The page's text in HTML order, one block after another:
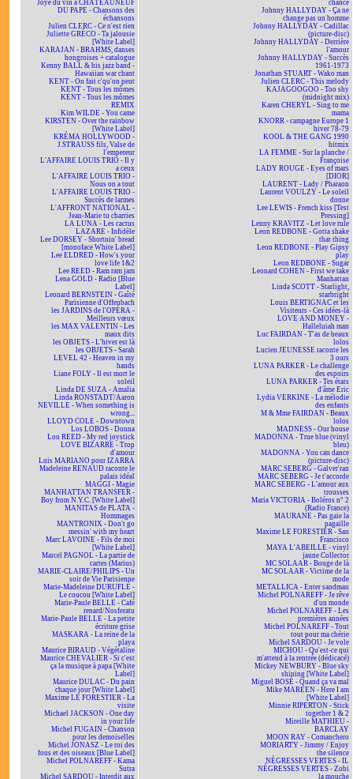
Joye du vin à CHÂTEAUNEUF
DU PAPE - Chansons des
échansons
Julien CLERC - Ce n'est rien
Juliette GRÉCO - Ta jalousie
[White Label]
KARAJAN - BRAHMS, danses
hongroises + catalogue
Kenny BALL & his jazz band -
Hawaiian war chant
KENT - On fait c'qu'on peut
KENT - Tous les mômes
KENT - Tous les mômes
REMIX
Kim WILDE - You came
KIRSTEN - Over the rainbow
[White Label]
KRÉMA HOLLYWOOD -
J.STRAUSS fils, Valse de
l'empereur
L'AFFAIRE LOUIS TRIO - Il y
a ceux
L'AFFAIRE LOUIS TRIO -
Nous on a tout
L'AFFAIRE LOUIS TRIO -
Succès de larmes
L'AFFRONT NATIONAL -
Jean-Marie tu charries
LA LUNA - Les cactus
LAZARE - Infidèle
Lee DORSEY - Shortnin' bread
[monoface White Label]
Lee ELDRED - How's your
love life 1&2
Lee REED - Ram ram jam
Lena GOLD - Radio [Blue
Label]
Leonard BERNSTEIN - Gaîté
Parisienne d'Offenbach
les JARDINS de l'OPÉRA -
Meilleurs vœux
les MAX VALENTIN - Les
maux dits
les OBJETS - L'hiver est là
les OBJETS - Sarah
LEVEL 42 - Heaven in my
hands
Liane FOLY - Il est mort le
soleil
Linda DE SUZA - Amalia
Linda RONSTADT/Aaron
NEVILLE - When something is
wrong...
LLOYD COLE - Downtown
Los LOBOS - Donna
Lou REED - My red joystick
LOVE BIZARRE - Trop
d'amour
Luis MARIANO pour IZARRA
Madeleine RENAUD raconte le
palais idéal
MAGGI - Magie
MANHATTAN TRANSFER -
Boy from N.Y.C. [White Label]
MANITAS de PLATA -
Hommages
MANTRONIX - Don't go
messin' with my heart
Marc LAVOINE - Fils de moi
[White Label]
Marcel PAGNOL - La partie de
cartes (Marius)
MARIE-CLAIRE/PHILIPS - Un
soir de Vie Parisienne
Marie-Madeleine DURUFLÉ -
Le coucou [White Label]
Marie-Paule BELLE - Café
renard/Nosferatu
Marie-Paule BELLE - La petite
écriture grise
MASKARA - La reine de la
playa
Maurice BIRAUD - Végétaline
Maurice CHEVALIER - Si c'est
ça la musique à papa [White
Label]
Maurice DULAC - Du pain
chaque jour [White Label]
Maxime LE FORESTIER - La
visite
Michael JACKSON - One day
in your life
Michel FUGAIN - Chanson
pour les demoiselles
Michel JONASZ - Le roi des
fous et des oiseaux [Blue Label]
Michel POLNAREFF - Kama
Sutra
Michel SARDOU - Interdit aux
chance
Johnny HALLYDAY - Ça ne
change pas un homme
Johnny HALLYDAY - Cadillac
(picture-disc)
Johnny HALLYDAY - Derrière
l'amour
Johnny HALLYDAY - Succès
1961-1973
Jonathan STUART - Wako man
Julien CLERC - This melody
KAJAGOOGOO - Too shy
(midnight mix)
Karen CHERYL - Sing to me
mama
KNORR - campagne Europe 1
hiver 78-79
KOOL & THE GANG 1990
hitmix
LA FEMME - Sur la planche /
Françoise
LADY ROUGE - Eyes of mars
[DIOR]
LAURENT - Lady / Pharaon
Laurent VOULZY - Le soleil
donne
Lee LEWIS - French kiss [Test
Pressing]
Lenny KRAVITZ - Let love rule
Leon REDBONE - Gotta shake
that thing
Leon REDBONE - Play Gipsy
play
Leon REDBONE - Sugar
Leonard COHEN - First we take
Manhattan
Linda SCOTT - Starlight,
starbright
Louis BERTIGNAC et les
Visiteurs - Ces idées-là
LOVE AND MONEY -
Halleluiah man
Luc FAIRDAN - T'as de beaux
lolos
Lucien JEUNESSE raconte les
3 ours
LUNA PARKER - Le challenge
des espoirs
LUNA PARKER - Tes états
d'âme Eric
Lydia VERKINE - La mélodie
des enfants
M & Mme FAIRDAN - Beaux
lolos
MADNESS - Our house
MADONNA - True blue (vinyl
bleu)
MADONNA - You can dance
(picture-disc)
MARC SEBERG - Galver'ran
MARC SEBERG - Je t'accorde
MARC SEBERG - L'amour aux
trousses
Maria VICTORIA - Boléros n° 2
(Radio France)
MAURANE - Pas gaie la
pagaille
Maxime LE FORESTIER - San
Francisco
MAYA L'ABEILLE - vinyl
jaune Collector
MC SOLAAR - Bouge de là
MC SOLAAR - Victime de la
mode
METALLICA - Enter sandman
Michel POLNAREFF - Je rêve
d'un monde
Michel POLNAREFF - Les
premières années
Michel POLNAREFF - Tout
tout pour ma chérie
Michel SARDOU - Je vole
MICHOU - Qu'est-ce qui
m'attend à la rentrée (dédicacé)
Mickey NEWBURY - Blue sky
shining [White Label]
Miguel BOSÉ - Quand ça va mal
Mike MAREEN - Here I am
[White Label]
Minnie RIPERTON - Stick
together 1 & 2
Mireille MATHIEU -
BARCLAY
MOON RAY - Comanchero
MORIARTY - Jimmy / Enjoy
the silence
NÉGRESSES VERTES - IL
NÉGRESSES VERTES - Zobi
la mouche